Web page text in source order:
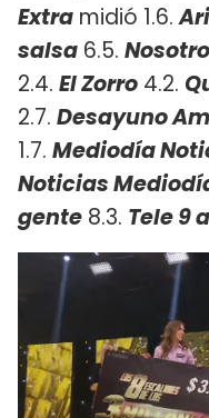
Extra midió 1.6.
salsa 6.5.
2.4. El Zorro 4.2.
2.7. Desayuno
1.7. Mediodía
Noticias
gente 8.3. Tele 9